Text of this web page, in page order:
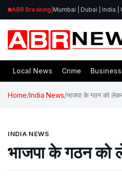
ABR Breaking Mumbai | Dubai | India |
Local News Crime Business
Home/India News/भाजपा के गठन को
INDIA NEWS
भाजपा के गठन को